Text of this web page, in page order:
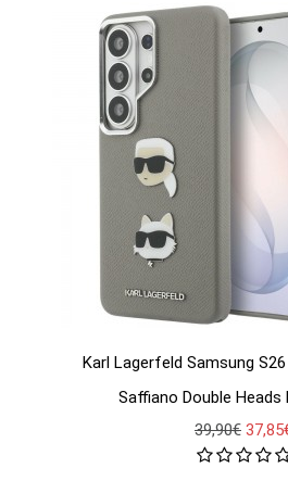
Karl Lagerfeld Samsung
Saffiano Double Heads
39,90€